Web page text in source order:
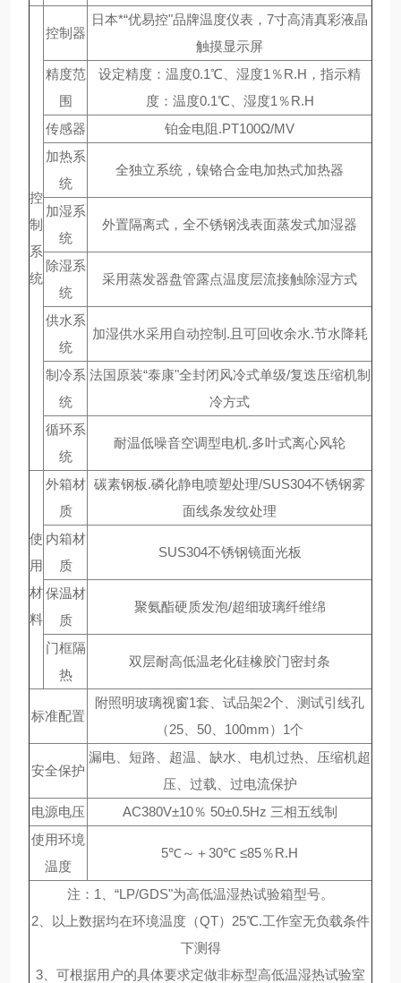
控
制
系
统
控制器
日本*“优易控"品牌温度仪表，7寸高清真彩液晶
触摸显示屏
精度范
围
设定精度：温度0.1℃、湿度1％R.H，指示精
度：温度0.1℃、湿度1％R.H
传感器
铂金电阻.PT100Ω/MV
加热系
统
全独立系统，镍铬合金电加热式加热器
加湿系
统
外置隔离式，全不锈钢浅表面蒸发式加湿器
除湿系
统
采用蒸发器盘管露点温度层流接触除湿方式
供水系
统
加湿供水采用自动控制.且可回收余水.节水降耗
制冷系
统
法国原装“泰康"全封闭风冷式单级/复迭压缩机制
冷方式
循环系
统
耐温低噪音空调型电机.多叶式离心风轮
使
用
材
料
外箱材
质
碳素钢板.磷化静电喷塑处理/SUS304不锈钢雾
面线条发纹处理
内箱材
质
SUS304不锈钢镜面光板
保温材
质
聚氨酯硬质发泡/超细玻璃纤维绵
门框隔
热
双层耐高低温老化硅橡胶门密封条
标准配置
附照明玻璃视窗1套、试品架2个、测试引线孔
（25、50、100mm）1个
安全保护
漏电、短路、超温、缺水、电机过热、压缩机超
压、过载、过电流保护
电源电压
AC380V±10％ 50±0.5Hz 三相五线制
使用环境
温度
5℃～＋30℃ ≤85％R.H
注：1、“LP/GDS"为高低温湿热试验箱型号。
2、以上数据均在环境温度（QT）25℃.工作室无负载条件
下测得
3、可根据用户的具体要求定做非标型高低温湿热试验室